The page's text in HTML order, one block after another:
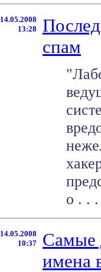
14.05.2008
13:28
спам
о . . .
14.05.2008
10:37
Самые
имена